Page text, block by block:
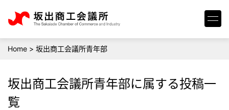
Home > 坂出商工会議所青年部
坂出商工会議所青年部に属する投稿一
覧